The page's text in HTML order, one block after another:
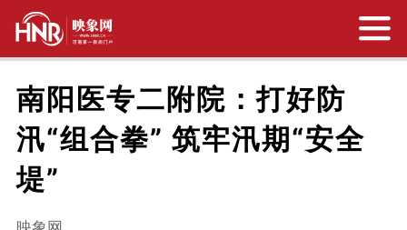
南阳医专二附院：打好防
汛“组合拳” 筑牢汛期“安全
堤”